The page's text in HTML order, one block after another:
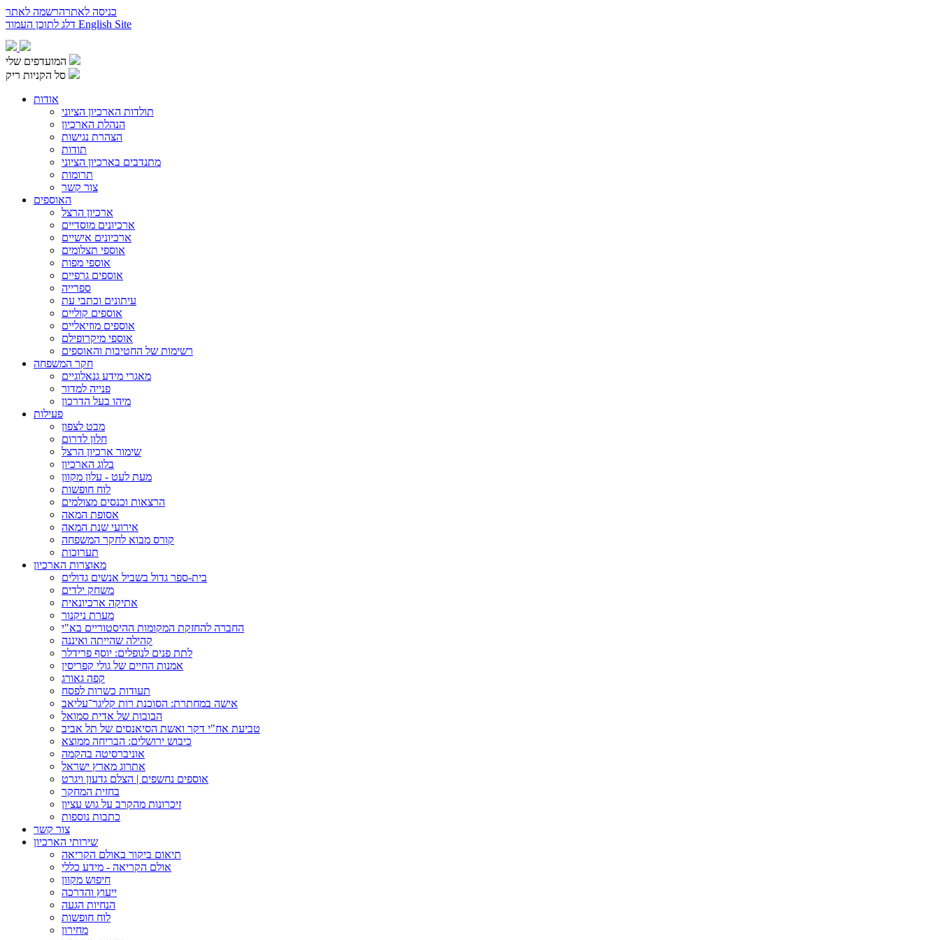
כניסה לאתרהרשמה לאתר
English Site
המועדפים שלי
סל הקניות ריק
אודות
תולדות הארכיון הציוני
הנהלת הארכיון
הצהרת נגישות
תודות
מתנדבים בארכיון הציוני
תרומות
צור קשר
האוספים
ארכיון הרצל
ארכיונים מוסדיים
ארכיונים אישיים
אוספי תצלומים
אוספי מפות
אוספים גרפיים
ספרייה
עיתונים וכתבי עת
אוספים קוליים
אוספים מוזיאליים
אוספי מיקרופילם
רשימות של החטיבות והאוספים
חקר המשפחה
מאגרי מידע גנאלוגיים
פנייה למדור
מיהו בעל הדרכון
פעילות
מבט לצפון
חלון לדרום
שימור ארכיון הרצל
בלוג הארכיון
מעת לעט - עלון מקוון
לוח חופשות
הרצאות וכנסים מצולמים
אסופת המאה
אירועי שנת המאה
קורס מבוא לחקר המשפחה
תערוכות
מאוצרות הארכיון
בית-ספר גדול בשביל אנשים גדולים
משחק ילדים
אתיקה ארכיונאית
מערת ניקנור
החברה להחזקת המקומות ההיסטוריים בא"י
קהילה שהייתה ואיננה
לתת פנים לנופלים: יוסף פרידלר
אמנות החיים של גולי קפריסין
קפה גאורג
תעודות כשרות לפסח
אישה במחתרת: הסוכנת רות קליגר־עליאב
הבובות של אדית סמואל
טביעת אח"י דקר ואשת הסיאנסים של תל אביב
כיבוש ירושלים: הבריחה ממוצא
אוניברסיטה בהקמה
אתרוג מארץ ישראל
אוספים נחשפים | הצלם גדעון ויגרט
בחזית המחקר
זיכרונות מהקרב על גוש עציון
כתבות נוספות
צור קשר
שירותי הארכיון
תיאום ביקור באולם הקריאה
אולם הקריאה - מידע כללי
חיפוש מקוון
ייעוץ והדרכה
הנחיות הגעה
לוח חופשות
מחירון